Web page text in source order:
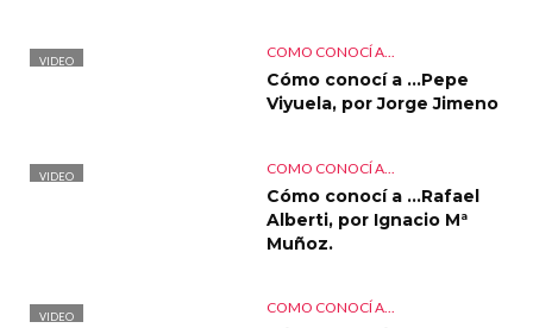
VIDEO
COMO CONOCÍ A...
Cómo conocí a …Pepe
Viyuela, por Jorge Jimeno
VIDEO
COMO CONOCÍ A...
Cómo conocí a …Rafael
Alberti, por Ignacio Mª
Muñoz.
VIDEO
COMO CONOCÍ A...